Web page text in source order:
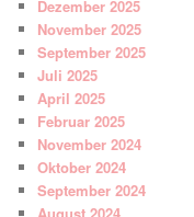
Dezember 2025
November 2025
September 2025
Juli 2025
April 2025
Februar 2025
November 2024
Oktober 2024
September 2024